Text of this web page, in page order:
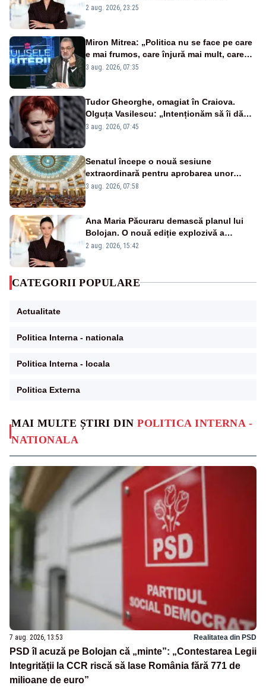
MAI MULTE ȘTIRI DINPOLITICA INTERNA -
NATIONALA
7 aug. 2026, 13:53 Realitatea din PSD
PSD îl acuză pe Bolojan că „minte”: „Contestarea Legii
Integrității la CCR riscă să lase România fără 771 de
milioane de euro”
portiță?”
2 aug. 2026, 23:25
Miron Mitrea: „Politica nu se face pe care
e mai frumos, care înjură mai mult, care
țipă mai tare, ci pe proiecte”
3 aug. 2026, 07:35
Tudor Gheorghe, omagiat în Craiova.
Olguța Vasilescu: „Intenționăm să îi dăm
numele lui”
3 aug. 2026, 07:45
Senatul începe o nouă sesiune
extraordinară pentru aprobarea unor
jaloane din PNRR
3 aug. 2026, 07:58
Ana Maria Păcuraru demască planul lui
Bolojan. O nouă ediție explozivă a
emisiunii „Miza Zilei” la Realitatea PLUS
2 aug. 2026, 15:42
CATEGORII POPULARE
Actualitate
Politica Interna - nationala
Politica Interna - locala
Politica Externa